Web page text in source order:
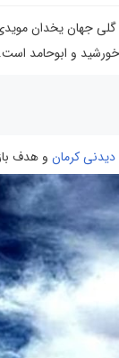
جهان یخدان
و ابوحامد
کرمان و هدف